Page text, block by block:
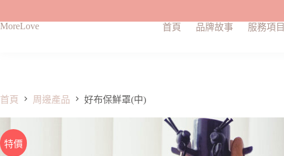
跳
容
MoreLove 首頁 品牌故事 服務項目
首頁 周邊產品 好布保鮮罩(中)
特價